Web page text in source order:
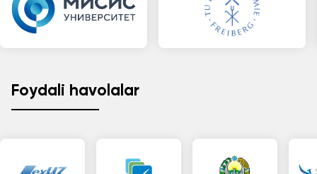
Foydali havolalar